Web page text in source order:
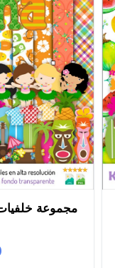
مجموعة